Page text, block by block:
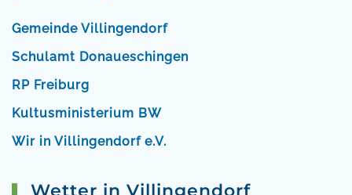
Gemeinde Villingendorf
Schulamt Donaueschingen
RP Freiburg
Kultusministerium BW
Wir in Villingendorf e.V.